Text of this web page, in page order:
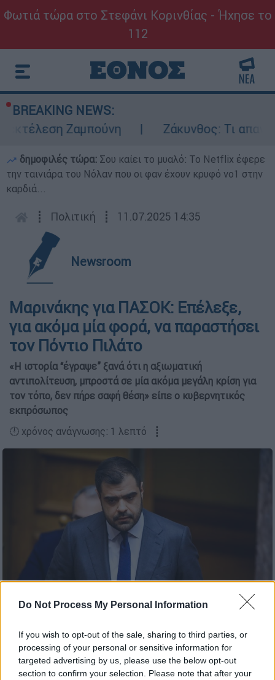
Do Not Process My Personal Information
If you wish to opt-out of the sale, sharing to third parties, or
processing of your personal or sensitive information for
targeted advertising by us, please use the below opt-out
section to confirm your selection. Please note that after your
Φωτιά τώρα στο Στεφάνι Κορινθίας - Ήχησε το
112
BREAKING NEWS:
Ζαμπούνη
Ζάκυνθος: Τι
δημοφιλές τώρα: Σου καίει το μυαλό: Το Netflix έφερε
την ταινιάρα του Νόλαν που οι φαν έχουν κρυφό νο1 στην
καρδιά...
┋ Πολιτική ┋ 11.07.2025 14:35
Newsroom
Μαρινάκης για ΠΑΣΟΚ: Επέλεξε,
για ακόμα μία φορά, να παραστήσει
τον Πόντιο Πιλάτο
«Η ιστορία “έγραψε” ξανά ότι η αξιωματική
αντιπολίτευση, μπροστά σε μία ακόμα μεγάλη κρίση για
τον τόπο, δεν πήρε σαφή θέση» είπε ο κυβερνητικός
εκπρόσωπος
🕛 χρόνος ανάγνωσης: 1 λεπτό ┋
Προσθέστε το ΕΘΝΟΣ στη Google